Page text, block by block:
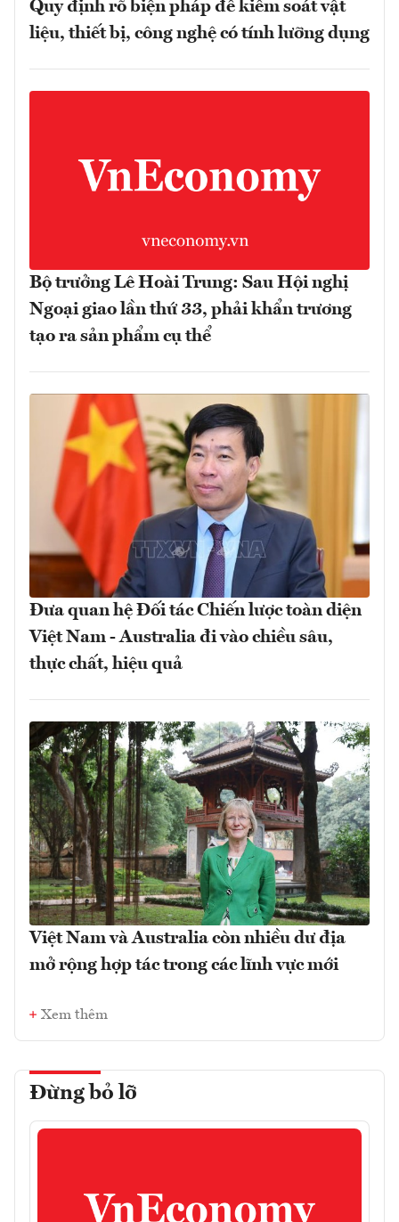
Quy định rõ biện pháp để kiểm soát vật
liệu, thiết bị, công nghệ có tính lưỡng dụng
Bộ trưởng Lê Hoài Trung: Sau Hội nghị
Ngoại giao lần thứ 33, phải khẩn trương
tạo ra sản phẩm cụ thể
Đưa quan hệ Đối tác Chiến lược toàn diện
Việt Nam - Australia đi vào chiều sâu,
thực chất, hiệu quả
Việt Nam và Australia còn nhiều dư địa
mở rộng hợp tác trong các lĩnh vực mới
Xem thêm
Đừng bỏ lỡ